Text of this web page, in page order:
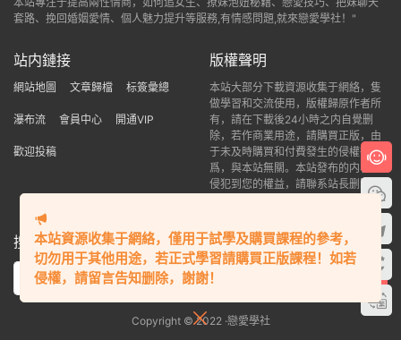
本站專注于提高兩性情商，如何追女生、撩妹泡妞秘籍、戀愛技巧、把妹聊天
套路、挽回婚姻愛情、個人魅力提升等服務,有情感問題,就來戀愛學社！"
站内鏈接
網站地圖 文章歸檔 标簽彙總
瀑布流 會員中心 開通VIP
本站大部分下載資源收集于網絡，隻
做學習和交流使用，版權歸原作者所
有，請在下載後24小時之内自覺删
于未及時購買和付費發生的侵權行
爲，與本站無關。本站發布的内容若
本站資源收集于網絡，僅用于試學及購買課程的參考，
切勿用于其他用途，若正式學習請購買正版課程！如若
侵權，請留言告知删除，謝謝！